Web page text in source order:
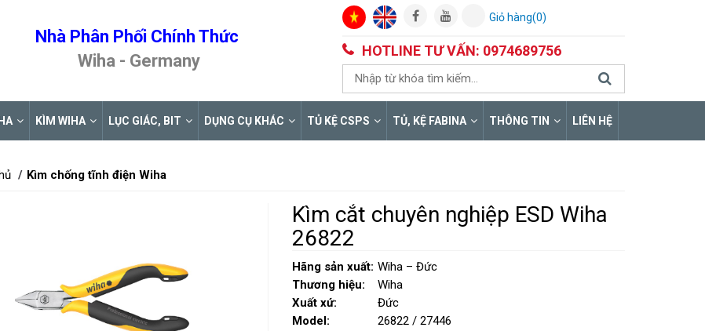
Nhà Phân Phối Chính Thức
Wiha - Germany
Giỏ hàng(0)
HOTLINE TƯ VẤN: 0974689756
KÌM WIHA LỤC GIÁC, BIT DỤNG CỤ KHÁC TỦ KỆ CSPS TỦ, KỆ FABINA THÔNG TIN LIÊN HỆ
Kìm chống tĩnh điện Wiha
Kìm cắt chuyên nghiệp ESD Wiha
26822
Hãng sản xuất: Wiha – Đức
Thương hiệu:
Wiha
Xuất xứ:
Đức
Model:
26822 / 27446